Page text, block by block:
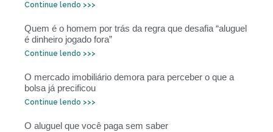
Continue lendo >>>
Quem é o homem por trás da regra que desafia “aluguel
é dinheiro jogado fora”
Continue lendo >>>
O mercado imobiliário demora para perceber o que a
bolsa já precificou
Continue lendo >>>
O aluguel que você paga sem saber